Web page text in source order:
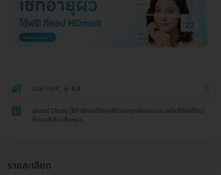
Lise Clinic 4.0
1
เลเซอร์ Diode ใช้กำจัดขนได้ทุกสีผิวและทุกลักษณะขน แต่จะได้ผลดีกว่า
กับขนสีเข้ม เส้นหนา
รายละเอียด